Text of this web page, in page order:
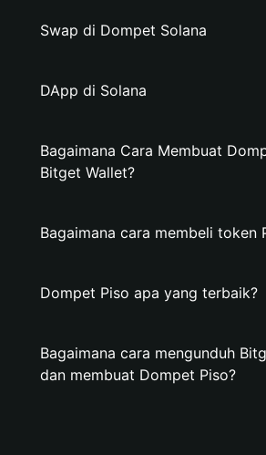
Swap di Dompet Solana
DApp di Solana
Bagaimana Cara Membuat
Bitget Wallet?
Bagaimana cara membeli token
Dompet Piso apa yang terbaik?
Bagaimana cara mengunduh
dan membuat Dompet Piso?